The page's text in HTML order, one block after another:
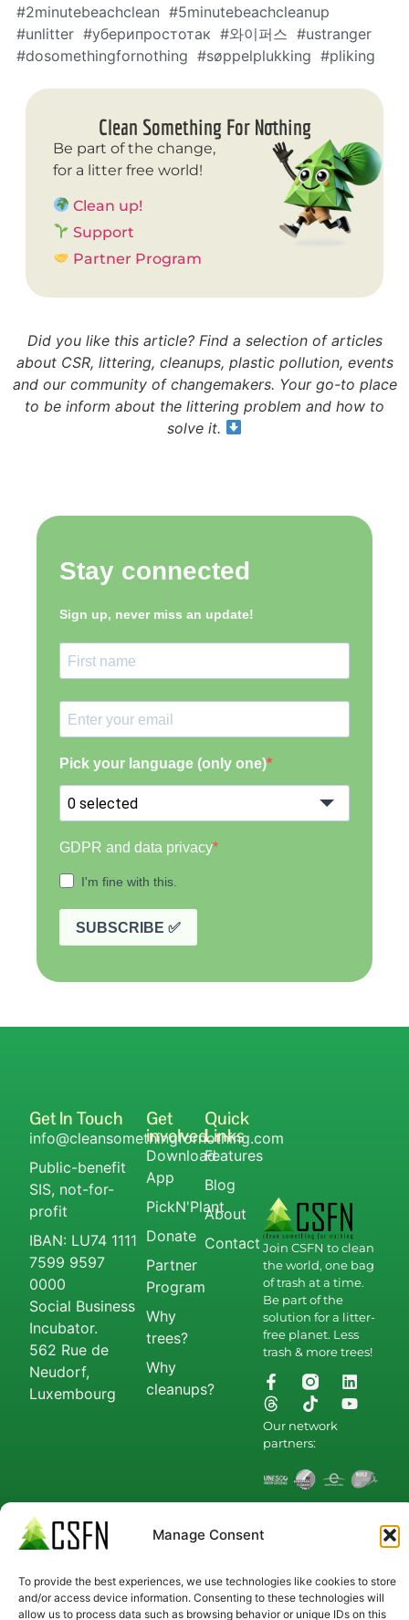
Manage Consent
To provide the best experiences, we use technologies like cookies to store
and/or access device information. Consenting to these technologies will
allow us to process data such as browsing behavior or unique IDs on this
#2minutebeachclean #5minutebeachcleanup
#unlitter #уберипростотак #와이퍼스 #ustranger
#dosomethingfornothing #søppelplukking #pliking
Clean Something For Nothing
Be part of the change,
for a litter free world!
Clean up!
Support
Partner Program
Did you like this article? Find a selection of articles
about CSR, littering, cleanups, plastic pollution, events
and our community of changemakers. Your go-to place
to be inform about the littering problem and how to
solve it.
Join CSFN to clean
the world, one bag
of trash at a time.
Be part of the
solution for a litter-
free planet. Less
trash & more trees!
Our network
partners:
Get
involved
Download
App
PickN'Plant
Donate
Partner
Program
Why
trees?
Why
cleanups?
Quick
Links
Features
Blog
About
Contact
Get In Touch
info@cleansomethingfornothing.com
Public-benefit
SIS, not-for-
profit
IBAN: LU74 1111
7599 9597
0000
Social Business
Incubator.
562 Rue de
Neudorf,
Luxembourg
© 2026 All Rights
Reserved.
Imprint Disclaimer